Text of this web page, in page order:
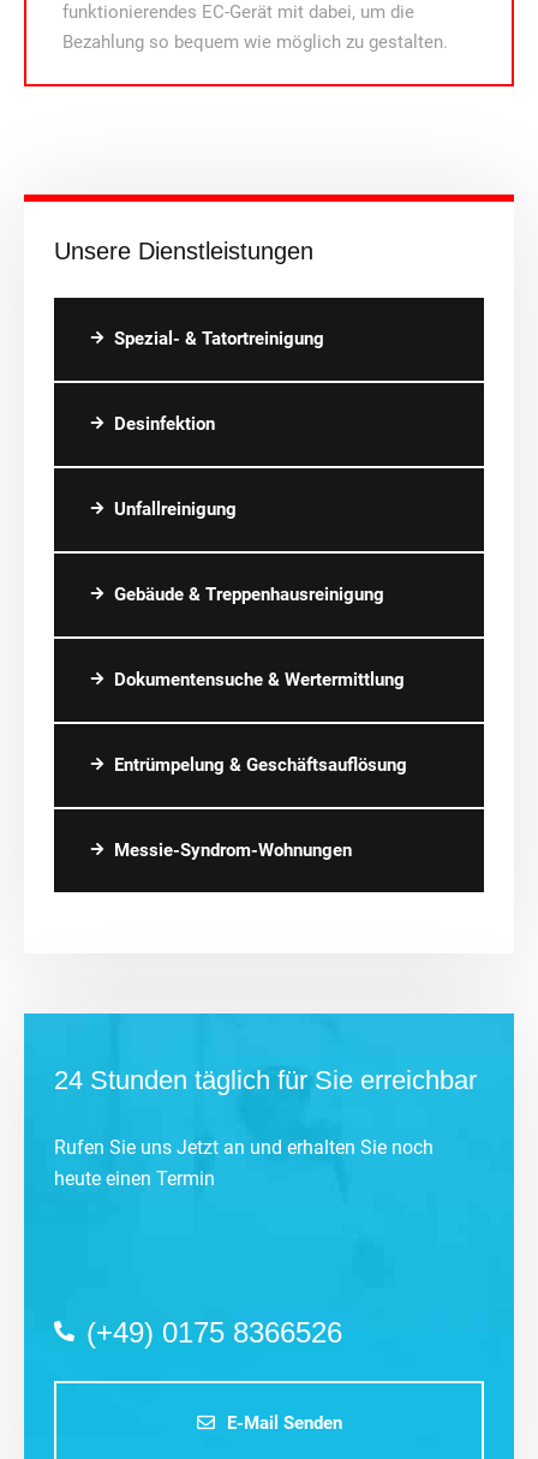
Unsere Dienstleistungen
Spezial- & Tatortreinigung
Desinfektion
Unfallreinigung
Gebäude & Treppenhausreinigung
Dokumentensuche & Wertermittlung
Entrümpelung & Geschäftsauflösung
Messie-Syndrom-Wohnungen
24 Stunden täglich für Sie erreichbar
Rufen Sie uns Jetzt an und erhalten Sie noch
heute einen Termin
(+49) 0175 8366526
E-Mail Senden
funktionierendes EC-Gerät mit dabei, um die
Bezahlung so bequem wie möglich zu gestalten.